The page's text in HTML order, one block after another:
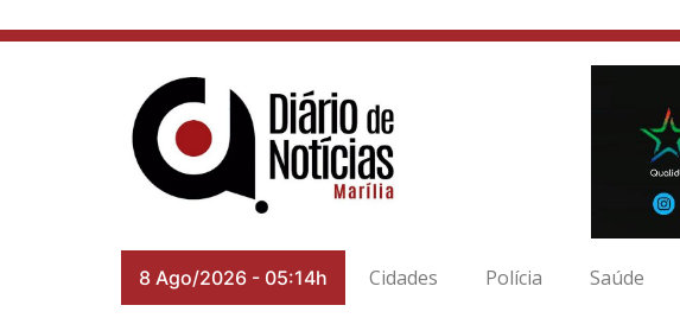
8 Ago/2026 - 05:14h Cidades Polícia Saúde